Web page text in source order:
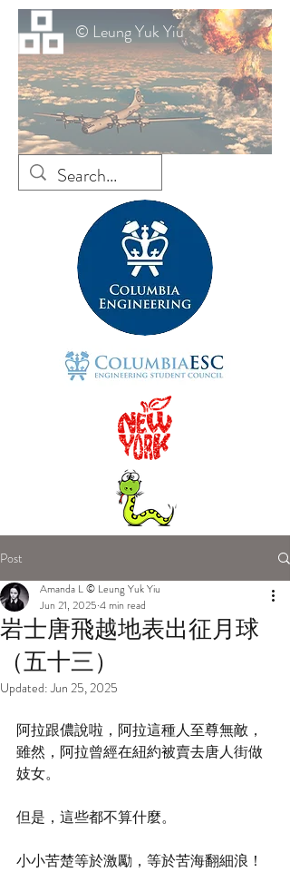
© Leung Yuk Yiu
Post
岩士唐飛越地表出征月球
（五十三）
Amanda L © Leung Yuk Yiu
Jun 21, 2025 4 min read
Updated:Jun 25, 2025
阿拉跟儂說啦，阿拉這種人至尊無敵，
雖然，阿拉曾經在紐約被賣去唐人街做
妓女。
但是，這些都不算什麼。
小小苦楚等於激勵，等於苦海翻細浪！